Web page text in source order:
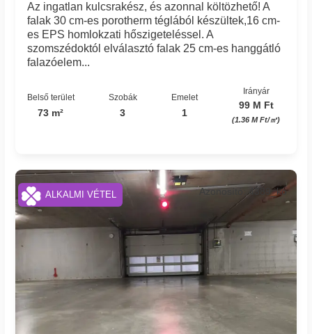
Az ingatlan kulcsrakész, és azonnal költözhető! A
falak 30 cm-es porotherm téglából készültek,16 cm-
es EPS homlokzati hőszigeteléssel. A
szomszédoktól elválasztó falak 25 cm-es hanggátló
falazóelem...
Belső terület
73 m²
Szobák
3
Emelet
1
Irányár
99 M Ft
(1.36 M Ft/㎡)
Azonosító: 4389_ko
ALKALMI VÉTEL